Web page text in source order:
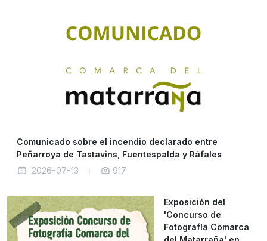
Comunicado sobre el incendio declarado entre
Peñarroya de Tastavins, Fuentespalda y Ráfales
2026-07-13
917
Exposición del
'Concurso de
Fotografía Comarca